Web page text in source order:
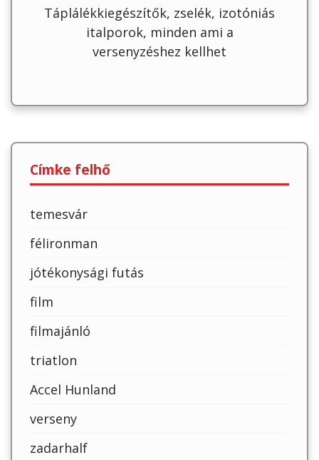
Táplálékkiegészítők, zselék, izotóniás
italporok, minden ami a
versenyzéshez kellhet
Címke felhő
temesvár
félironman
jótékonysági futás
film
filmajánló
triatlon
Accel Hunland
verseny
zadarhalf